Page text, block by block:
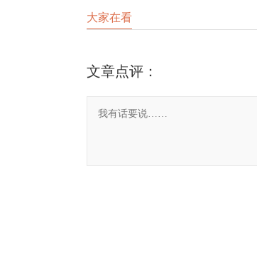
大家在看
文章点评：